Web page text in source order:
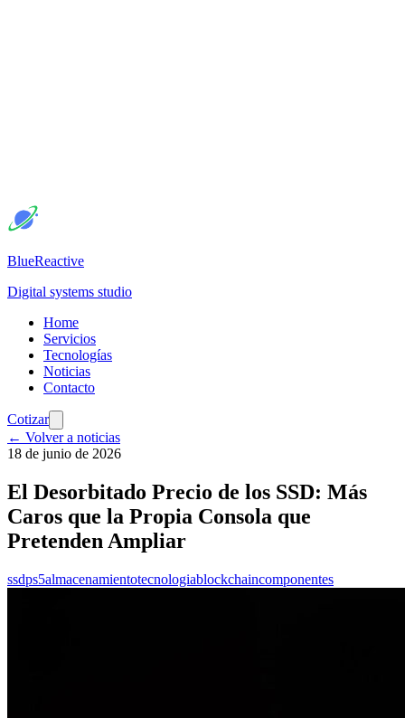
BlueReactive
Digital systems studio
Home
Servicios
Tecnologías
Noticias
Contacto
Cotizar
← Volver a noticias
18 de junio de 2026
El Desorbitado Precio de los SSD: Más
Caros que la Propia Consola que
Pretenden Ampliar
ssdps5almacenamientotecnologiablockchaincomponentes